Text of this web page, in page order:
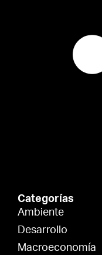
Categorías
Ambiente
Desarrollo
Macroeconomía